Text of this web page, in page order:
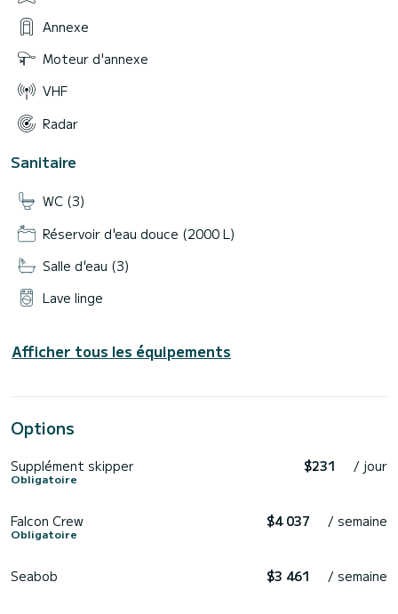
Annexe
Moteur d'annexe
VHF
Radar
Sanitaire
WC (3)
Réservoir d'eau douce (2000 L)
Salle d'eau (3)
Lave linge
Afficher tous les équipements
Options
Supplément skipper
Obligatoire
$231 / jour
Falcon Crew
Obligatoire
$4 037 / semaine
Seabob $3 461 / semaine